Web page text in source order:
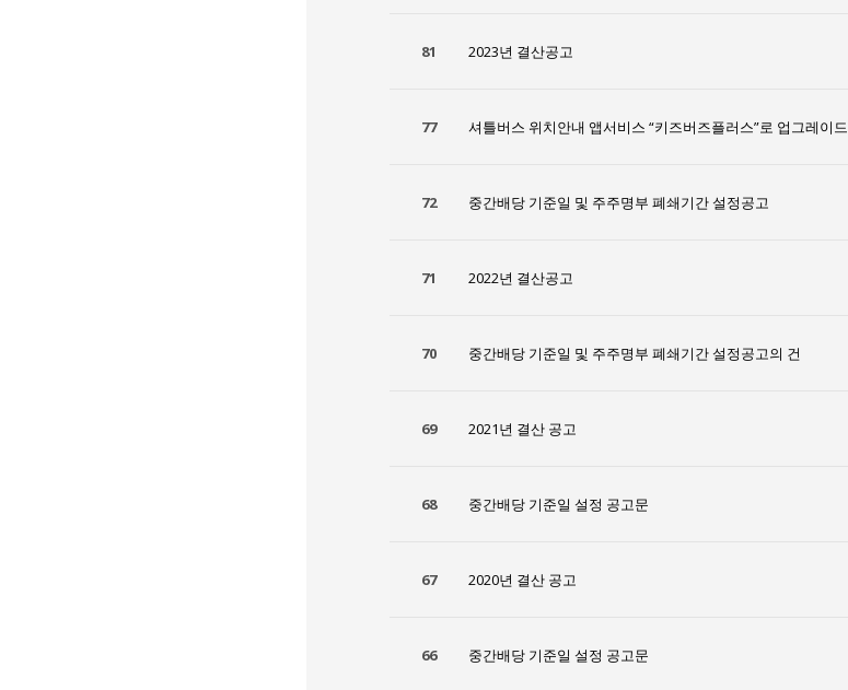
81 2023년 결산공고
77 셔틀버스 위치안내 앱서비스 “키즈버즈플러스”로 업그레이드
72 중간배당 기준일 및 주주명부 폐쇄기간 설정공고
71 2022년 결산공고
70 중간배당 기준일 및 주주명부 폐쇄기간 설정공고의 건
69 2021년 결산 공고
68 중간배당 기준일 설정 공고문
67 2020년 결산 공고
66 중간배당 기준일 설정 공고문